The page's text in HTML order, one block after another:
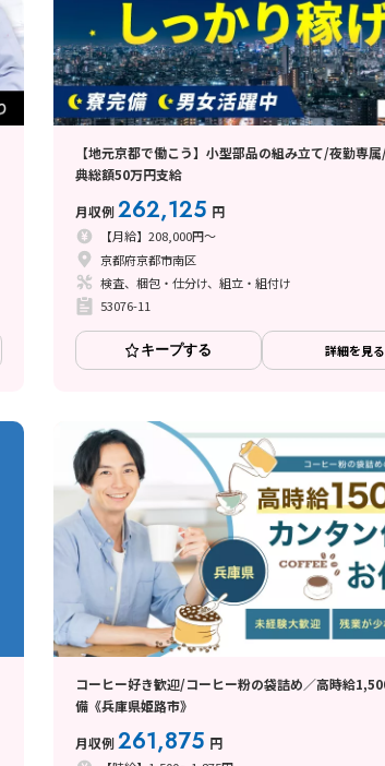
【地元京都で働こう】小型部品の組み立て/夜勤専
典総額50万円支給
月収例262,125 円
【月給】208,000円～
京都府京都市南区
検査、梱包・仕分け、組立・組付け
53076-11
キープする 詳細を見る
コーヒー好き歓迎/コーヒー粉の袋詰め／高時給
備《兵庫県姫路市》
月収例261,875 円